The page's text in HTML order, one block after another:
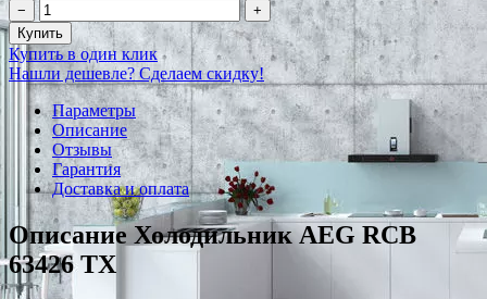
−
+
Купить
Купить в один клик
Нашли дешевле? Сделаем скидку!
Параметры
Описание
Отзывы
Гарантия
Доставка и оплата
Описание Холодильник AEG RCB
63426 TX